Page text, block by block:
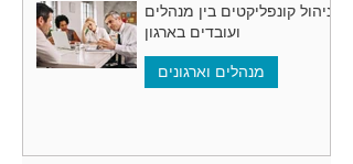
ניהול קונפליקטים בין מנהלים
ועובדים בארגון
מנהלים וארגונים